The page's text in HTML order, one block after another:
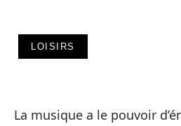
LOISIRS
La musique a le pouvoir